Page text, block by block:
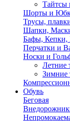
Тайтсы
Шорты и
Трусы,
Шапки,
Бафы, Кепки,
Перчатки и
Носки и
Летние
Зимние
Обувь
Беговая